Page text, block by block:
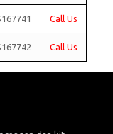
Call Us
Call Us